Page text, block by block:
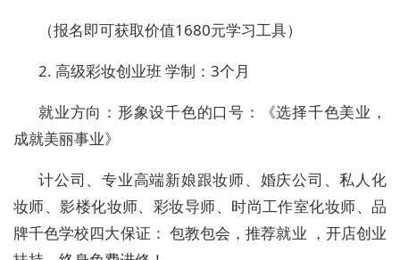
（报名即可获取价值1680元学习工具）
2. 高级彩妆创业班学制： 3个月
就业方向：形象设千色的口号：《选择千色美业，
成就美丽事业》
计公司、专业高端新娘跟妆师、婚庆公司、私人化
妆师、影楼化妆师、彩妆导师、时尚工作室化妆师、品
牌千色学校四大保证： 包教包会，推荐就业 ，开店创业